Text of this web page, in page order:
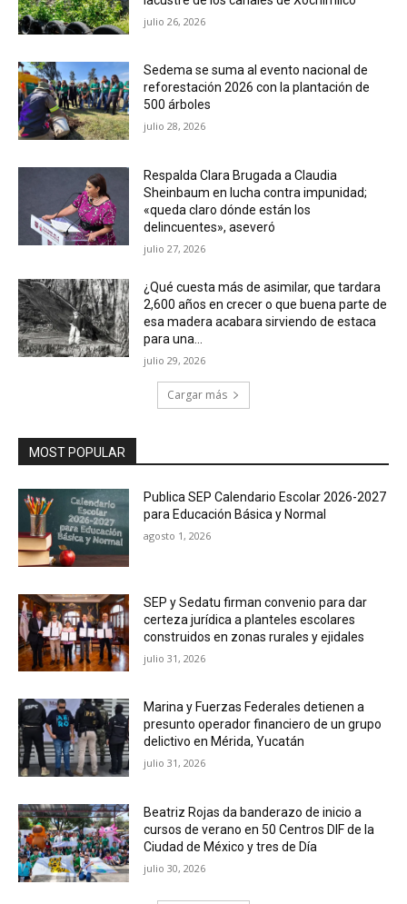
julio 26, 2026
Sedema se suma al evento nacional de
reforestación 2026 con la plantación de
500 árboles
julio 28, 2026
Respalda Clara Brugada a Claudia
Sheinbaum en lucha contra impunidad;
«queda claro dónde están los
delincuentes», aseveró
julio 27, 2026
¿Qué cuesta más de asimilar, que tardara
2,600 años en crecer o que buena parte de
esa madera acabara sirviendo de estaca
para una...
julio 29, 2026
Cargar más
MOST POPULAR
Publica SEP Calendario Escolar 2026-2027
para Educación Básica y Normal
agosto 1, 2026
SEP y Sedatu firman convenio para dar
certeza jurídica a planteles escolares
construidos en zonas rurales y ejidales
julio 31, 2026
Marina y Fuerzas Federales detienen a
presunto operador financiero de un grupo
delictivo en Mérida, Yucatán
julio 31, 2026
Beatriz Rojas da banderazo de inicio a
cursos de verano en 50 Centros DIF de la
Ciudad de México y tres de Día
julio 30, 2026